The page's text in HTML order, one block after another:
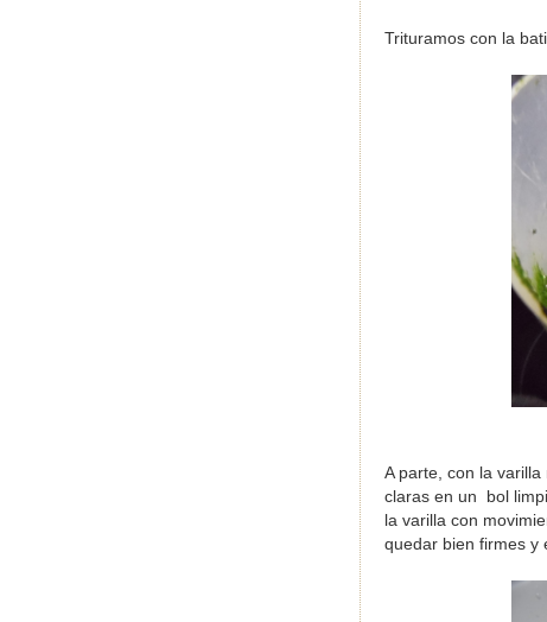
Trituramos con la
A parte, con la
claras en un bol
la varilla con
quedar bien firmes y